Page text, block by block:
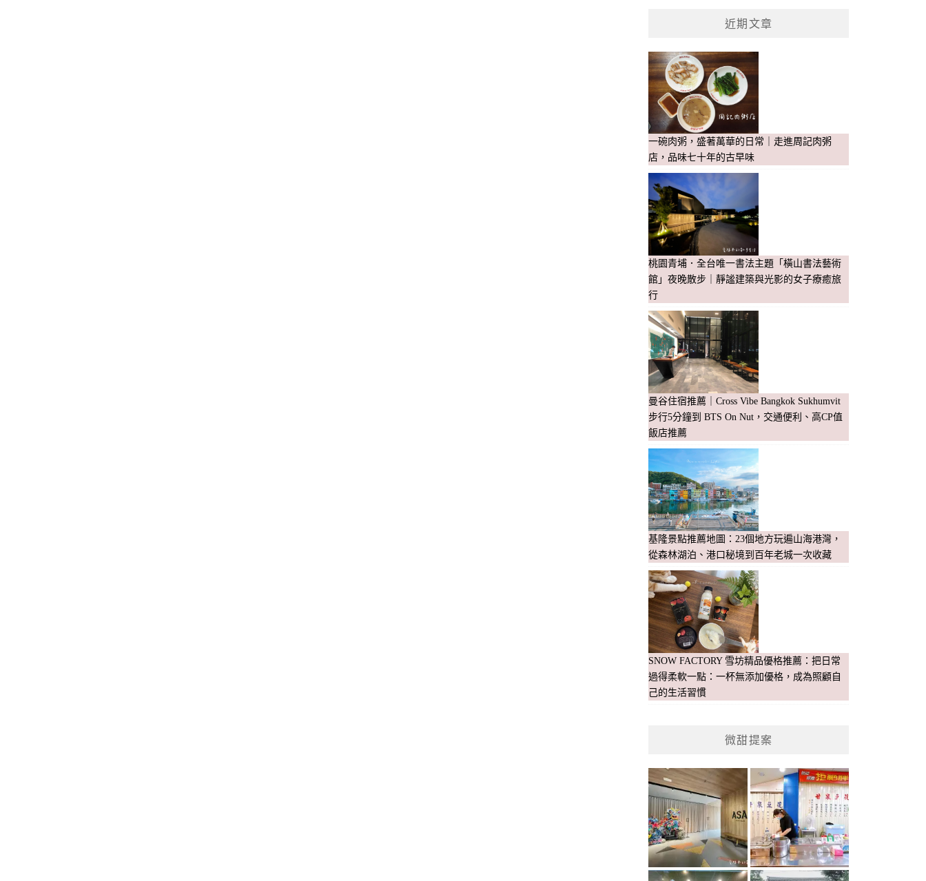
近期文章
一碗肉粥，盛著萬華的日常｜走進周記肉粥
店，品味七十年的古早味
桃園青埔．全台唯一書法主題「橫山書法藝術
館」夜晚散步｜靜謐建築與光影的女子療癒旅
行
曼谷住宿推薦｜Cross Vibe Bangkok Sukhumvit
步行5分鐘到 BTS On Nut，交通便利、高CP值
飯店推薦
基隆景點推薦地圖：23個地方玩遍山海港灣，
從森林湖泊、港口秘境到百年老城一次收藏
SNOW FACTORY 雪坊精品優格推薦：把日常
過得柔軟一點：一杯無添加優格，成為照顧自
己的生活習慣
微甜提案